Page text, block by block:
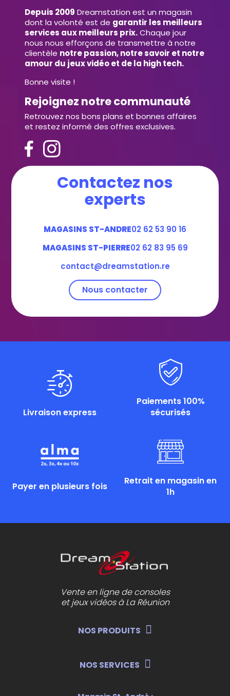
Depuis 2009 Dreamstation est un magasin
dont la volonté est de garantir les meilleurs
services aux meilleurs prix.Chaque jour
nous nous efforçons de transmettre à notre
clientèle notre passion, notre savoir et notre
amour du jeux vidéo et de la high tech.
Bonne visite !
Rejoignez notre communauté
Retrouvez nos bons plans et bonnes affaires
et restez informé des offres exclusives.
Contactez nos
experts
MAGASINS ST-ANDRE02 62 53 90 16
MAGASINS ST-PIERRE02 62 83 95 69
contact@dreamstation.re
Nous contacter
Livraison express
Paiements 100%
sécurisés
Payer en plusieurs fois
Retrait en magasin en
1h
Vente en ligne de consoles
et jeux vidéos à La Réunion
NOS PRODUITS
NOS SERVICES